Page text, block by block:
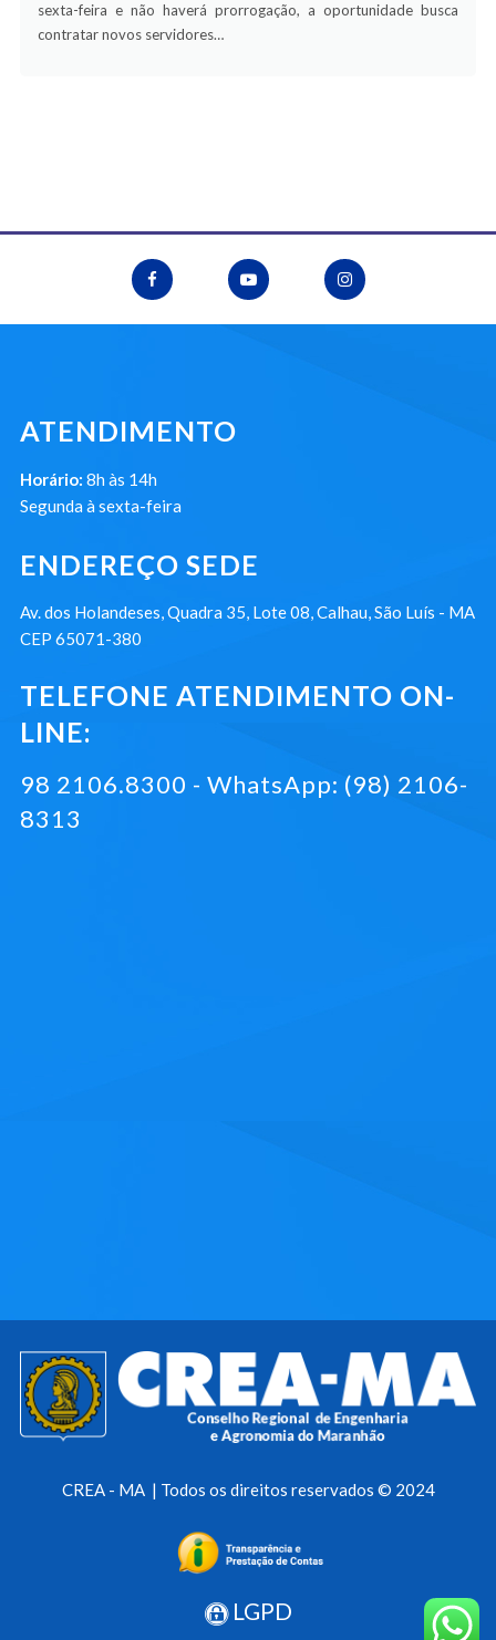
sexta-feira e não haverá prorrogação, a oportunidade busca
contratar novos servidores…
ATENDIMENTO
Horário: 8h às 14h
Segunda à sexta-feira
ENDEREÇO SEDE
Av. dos Holandeses, Quadra 35, Lote 08, Calhau, São Luís - MA
CEP 65071-380
TELEFONE ATENDIMENTO ON-
LINE:
98 2106.8300 - WhatsApp: (98) 2106-
8313
CREA - MA | Todos os direitos reservados © 2024
LGPD